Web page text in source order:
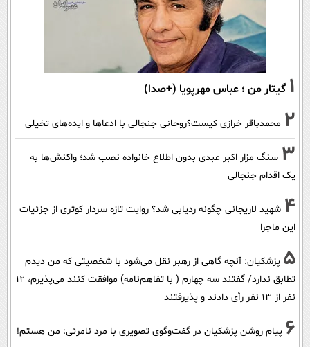
1 گیتار من ؛ عباس مهرپویا (+صدا)
2 محمدباقر خرازی کیست؟روحانی جنجالی با ادعاها و ایده‌های تخیلی
3 سنگ مزار اکبر عبدی بدون اطلاع خانواده نصب شد؛ واکنش‌ها به
یک اقدام جنجالی
4 شهید لاریجانی چگونه ردیابی شد؟ روایت تازه سردار کوثری از جزئیات
این ماجرا
5 پزشکیان‌: آنچه گاهی از رهبر نقل می‌شود با شخصیتی که من دیدم
تطابق ندارد/ گفتند سه چهارم ( با تفاهم‌نامه) موافقت کنند می‌پذیرم، 12
نفر از 13 نفر رأی دادند و پذیرفتند
6 پیام روشن پزشکیان در گفت‌و‌گوی تصویری با مرد نامرئی: من هستم!